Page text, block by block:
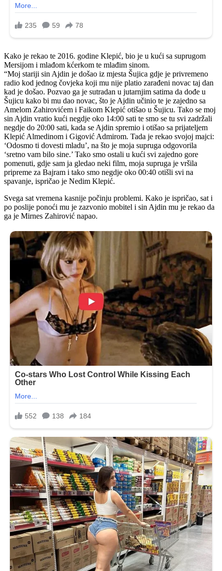
Kako je rekao te 2016. godine Klepić, bio je u kući sa suprugom
Mersijom i mlađom kćerkom te mlađim sinom.
“Moj stariji sin Ajdin je došao iz mjesta Šujica gdje je privremeno
radio kod jednog čovjeka koji mu nije platio zarađeni novac taj dan
kad je došao. Pozvao ga je sutradan u jutarnjim satima da dođe u
Šujicu kako bi mu dao novac, što je Ajdin učinio te je zajedno sa
Amelom Zahirovićem i Faikom Klepić otišao u Šujicu. Tako se moj
sin Ajdin vratio kući negdje oko 14:00 sati te smo se tu svi zadržali
negdje do 20:00 sati, kada se Ajdin spremio i otišao sa prijateljem
Klepić Almedinom i Gigović Admirom. Tada je rekao svojoj majci:
‘Odosmo ti dovesti mladu’, na što je moja supruga odgovorila
‘sretno vam bilo sine.’ Tako smo ostali u kući svi zajedno gore
pomenuti, gdje sam ja gledao neki film, moja supruga je vršila
pripreme za Bajram i tako smo negdje oko 00:40 otišli svi na
spavanje, ispričao je Nedim Klepić.
Svega sat vremena kasnije počinju problemi. Kako je ispričao, sat i
po poslije ponoći mu je zazvonio mobitel i sin Ajdin mu je rekao da
ga je Mirnes Zahirović napao.